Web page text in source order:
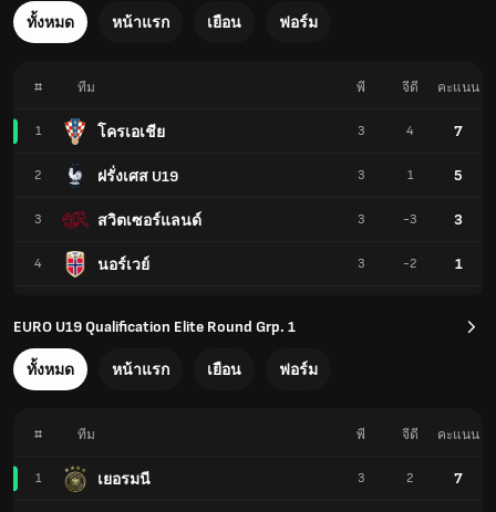
ทั้งหมด หน้าแรก เยือน ฟอร์ม
# ทีม
1 โครเอเชีย
2 ฝรั่งเศส U19
3 สวิตเซอร์แลนด์
4 นอร์เวย์
พี จีดี คะแนน
3 4 7
3 1 5
3 -3 3
3 -2 1
EURO U19 Qualification Elite Round Grp. 1
ทั้งหมด หน้าแรก เยือน ฟอร์ม
# ทีม
1 เยอรมนี
พี จีดี คะแนน
3 2 7